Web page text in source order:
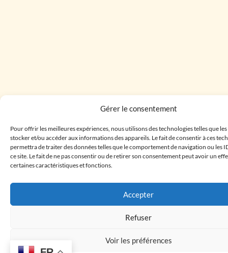
Gérer le consentement
Pour offrir les meilleures expériences, nous utilisons des technologies telles que
stocker et/ou accéder aux informations des appareils. Le fait de consentir à ces
permettra de traiter des données telles que le comportement de navigation ou les
ce site. Le fait de ne pas consentir ou de retirer son consentement peut avoir un
certaines caractéristiques et fonctions.
Accepter
Refuser
Voir les préférences